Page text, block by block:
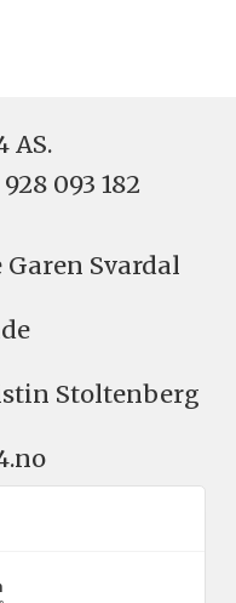
AS.
093 182
Garen Svardal
Stoltenberg